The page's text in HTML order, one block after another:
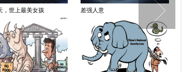
，世上最美女孩 差强人意